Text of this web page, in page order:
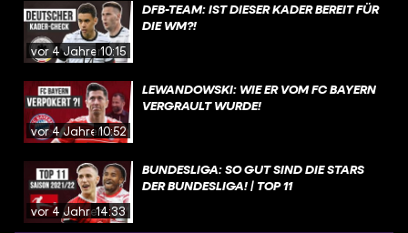
vor 4 Jahren10:15
DFB-TEAM: IST DIESER KADER BEREIT FÜR
DIE WM?!
vor 4 Jahren10:52
LEWANDOWSKI: WIE ER VOM FC BAYERN
VERGRAULT WURDE!
vor 4 Jahren14:33
BUNDESLIGA: SO GUT SIND DIE STARS
DER BUNDESLIGA! | TOP 11